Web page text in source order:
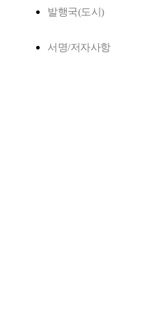
발행국(도시)
서명/저자사항